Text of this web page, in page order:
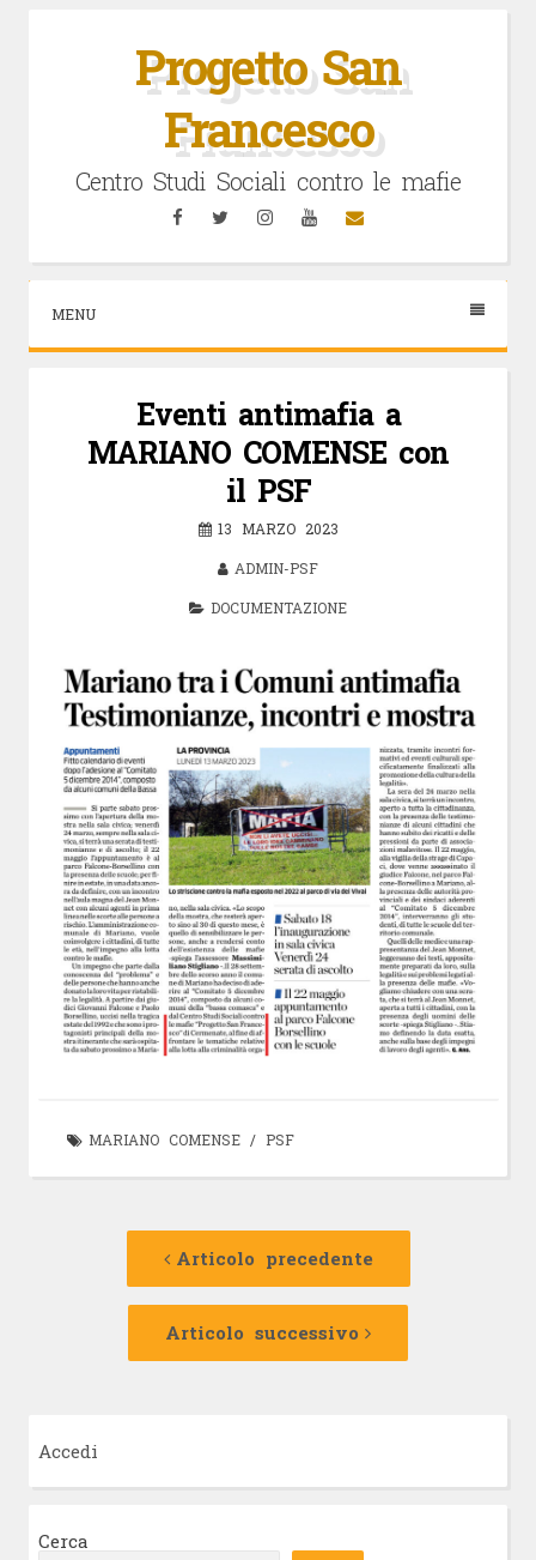
Progetto San
Francesco
Centro Studi Sociali contro le mafie
FacebookTwitterInstagramYouTubeEmail
MENU
Eventi antimafia a
MARIANO COMENSE con
il PSF
13 MARZO 2023
ADMIN-PSF
DOCUMENTAZIONE
MARIANO COMENSE/ PSF
Navigazione
Articolo precedente
Articolo
Articolo successivo
Articolo
Accedi
Cerca